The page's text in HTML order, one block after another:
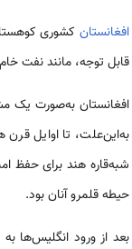
افغانستان کشوری
قابل توجه، مانند نفت
افغانستان به‌صورت یک
به‌این‌علت، تا اوایل
شبه‌قاره هند برای حفظ
حیطه قلمرو آنان بود.
بعد از ورود انگلیس‌ها